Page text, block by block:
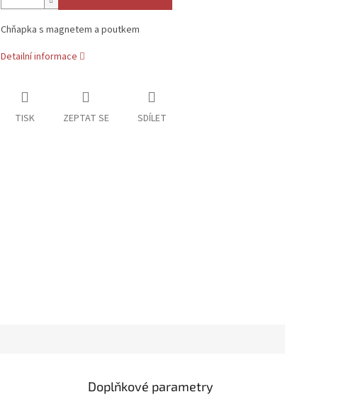
Chňapka s magnetem a poutkem
Detailní informace
TISK ZEPTAT SE SDÍLET
Doplňkové parametry